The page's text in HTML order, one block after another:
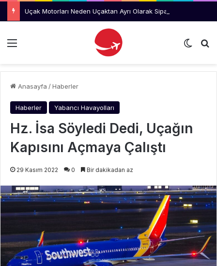
Menü Dış
Anasayfa /Haberler
Haberler Yabancı Havayolları
Hz. İsa Söyledi Dedi, Uçağın
Kapısını Açmaya Çalıştı
29 Kasım 2022 0 Bir dakikadan az